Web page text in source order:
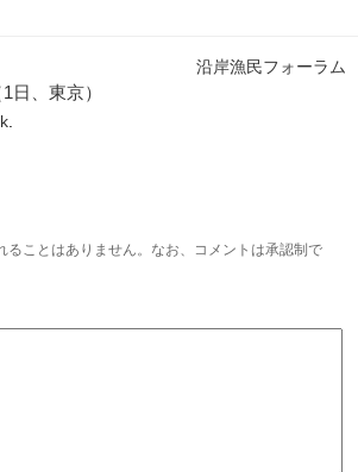
沿岸漁民フォーラム
日、東京）
ることはありません。なお、コメントは承認制で